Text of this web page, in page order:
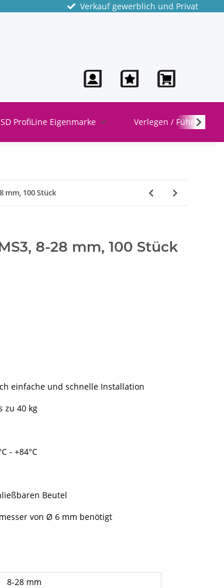
Verkauf gewerblich und Privat
SD ProfiLine Eigenmarke Verlegen / Führen
mm, 100 Stück
8-28 mm, 100 Stück
einfache und schnelle Installation
zu 40 kg
- +84°C
Beutel
von Ø 6 mm benötigt
8-28 mm